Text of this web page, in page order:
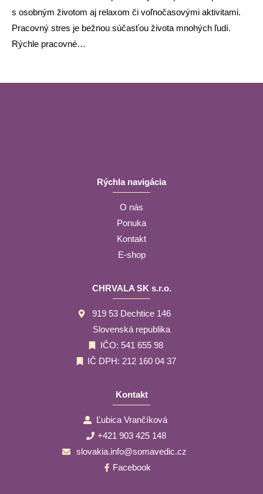
s osobným životom aj relaxom či voľnočasovými aktivitami.
Pracovný stres je bežnou súčasťou života mnohých ľudí.
Rýchle pracovné…
Rýchla navigácia
O nás
Ponuka
Kontakt
E-shop
CHRVALA SK s.r.o.
919 53 Dechtice 146
Slovenská republika
IČO: 541 655 98
IČ DPH: 212 160 04 37
Kontakt
Ľubica Vrančíková
+421 903 425 148
slovakia.info@somavedic.cz
Facebook